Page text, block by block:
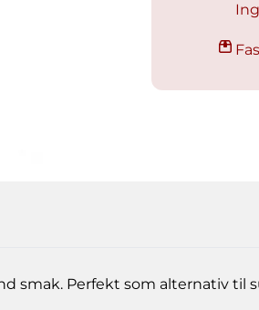
Perfekt som alternativ til